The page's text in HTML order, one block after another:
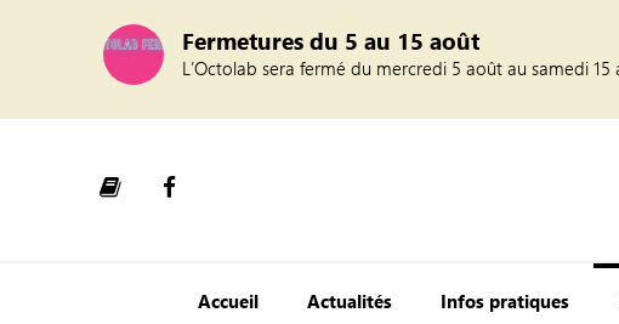
Fermetures du 5 au 15 août
L’Octolab sera fermé du mercredi 5 août au samedi
Accueil Actualités Infos pratiques